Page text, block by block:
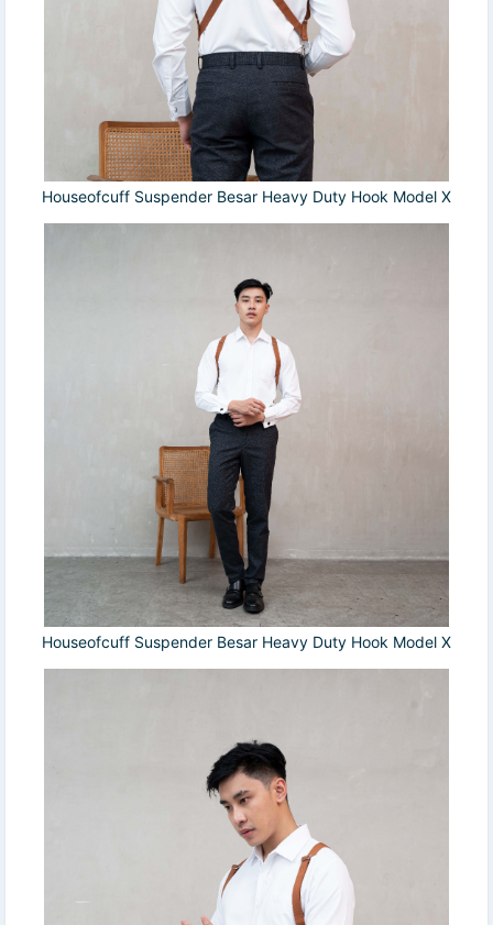
Houseofcuff Suspender Besar Heavy Duty Hook Model X
Houseofcuff Suspender Besar Heavy Duty Hook Model X